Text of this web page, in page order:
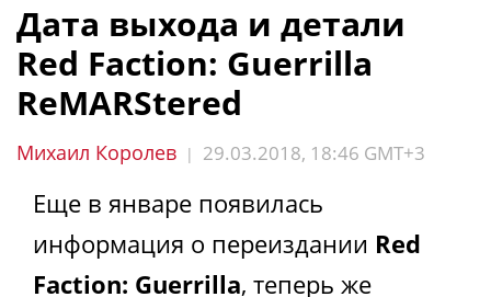
Дата выхода и детали
Red Faction: Guerrilla
ReMARStered
Михаил Королев | 29.03.2018, 18:46 GMT+3
Еще в январе появилась
информация о переиздании Red
Faction: Guerrilla, теперь же